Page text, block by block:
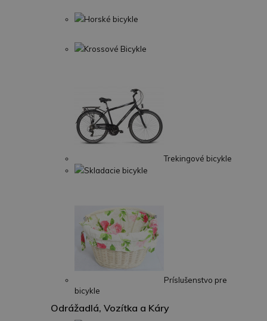
Horské bicykle
Krossové Bicykle
Trekingové bicykle
Skladacie bicykle
Príslušenstvo pre
bicykle
Odrážadlá, Vozítka a Káry